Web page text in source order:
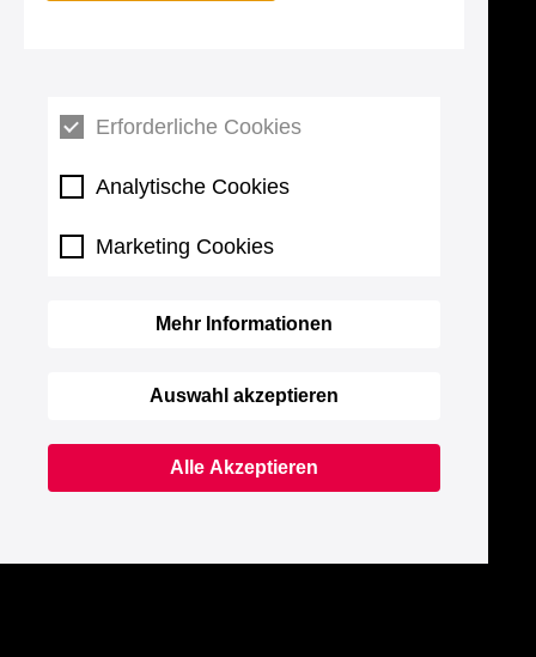
Erforderliche Cookies
Analytische Cookies
Marketing Cookies
Mehr Informationen
Auswahl akzeptieren
Alle Akzeptieren